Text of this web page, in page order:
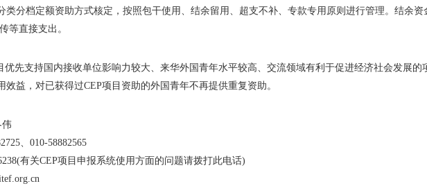
类分档定额资助方式核定，按照包干使用、结余留用、超支不补、专款专用原则进行管理。结余
等直接支出。
优先支持国内接收单位影响力较大、来华外国青年水平较高、交流领域有利于促进经济社会发展的
效益，对已获得过CEP项目资助的外国青年不再提供重复资助。
伟
、010-58882565
有关CEP项目申报系统使用方面的问题请拨打此电话)